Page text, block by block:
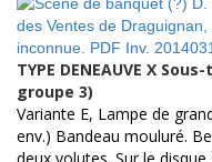
TYPE DENEAUVE X
groupe 3)
Variante E, Lampe de
env.) Bandeau mouluré.
deux volutes. Sur le